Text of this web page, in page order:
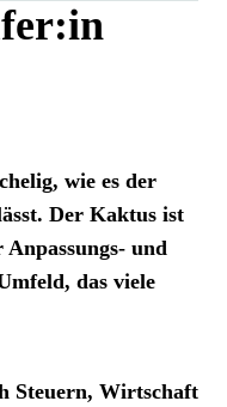
wie es der
Der Kaktus ist
und
das viele
Steuern, Wirtschaft